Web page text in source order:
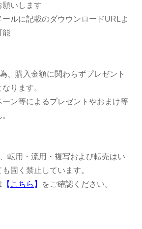
いします
ルに記載のダウウンロードURLよ
能
、購入金額に関わらずプレゼント
ります。
ン等によるプレゼントやおまけ等
転用・流用・複写および転売はい
固く禁止しています。
【 こちら 】 をご確認ください。